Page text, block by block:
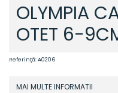
OLYMPIA
OTET 6-
Referinţă:A0206
MAI MULTE INFORMATII